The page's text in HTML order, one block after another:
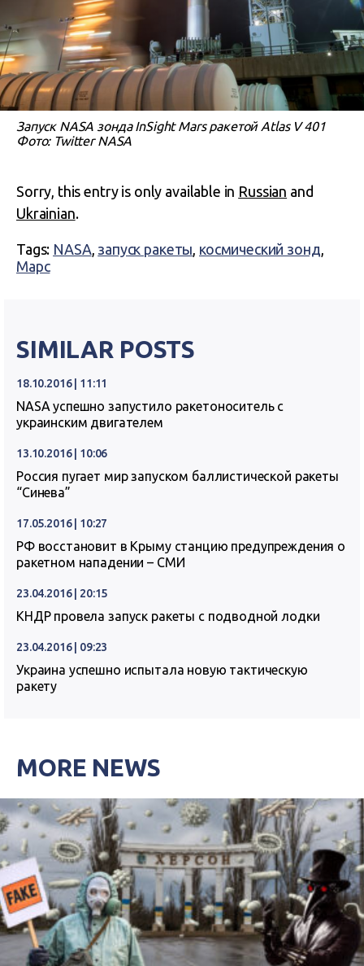
Запуск NASA зонда InSight Mars ракетой Atlas V 401
Фото: Twitter NASA
Sorry, this entry is only available in Russian and
Ukrainian.
Tags: NASA, запуск ракеты, космический зонд,
Марс
SIMILAR POSTS
18.10.2016 | 11:11
NASA успешно запустило ракетоноситель с
украинским двигателем
13.10.2016 | 10:06
Россия пугает мир запуском баллистической ракеты
“Синева”
17.05.2016 | 10:27
РФ восстановит в Крыму станцию предупреждения о
ракетном нападении – СМИ
23.04.2016 | 20:15
КНДР провела запуск ракеты с подводной лодки
23.04.2016 | 09:23
Украина успешно испытала новую тактическую
ракету
MORE NEWS